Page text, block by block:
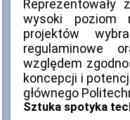
wysoki poziom
projektów
regulaminowe
względem
koncepcji i
głównego
Sztuka spotyka